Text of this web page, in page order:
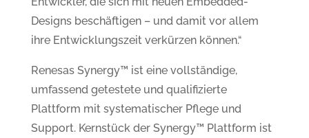
Designs beschäftigen – und damit vor allem
ihre Entwicklungszeit verkürzen können.“
Renesas Synergy™ ist eine vollständige,
umfassend getestete und qualifizierte
Plattform mit systematischer Pflege und
Support. Kernstück der Synergy™ Plattform ist